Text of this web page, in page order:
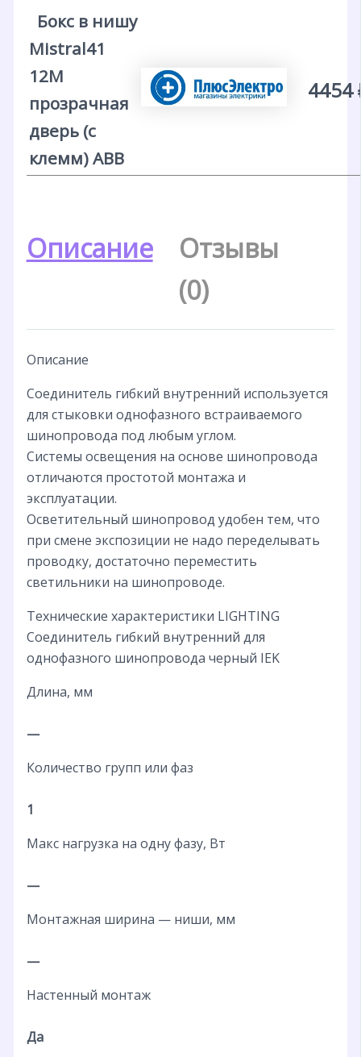
Бокс в нишу
Mistral41
12М
прозрачная
дверь (с
клемм) ABB
4454
Описание
Отзывы
(0)
Описание
Соединитель гибкий внутренний используется
для стыковки однофазного встраиваемого
шинопровода под любым углом.
Системы освещения на основе шинопровода
отличаются простотой монтажа и
эксплуатации.
Осветительный шинопровод удобен тем, что
при смене экспозиции не надо переделывать
проводку, достаточно переместить
светильники на шинопроводе.
Технические характеристики LIGHTING
Соединитель гибкий внутренний для
однофазного шинопровода черный IEK
Длина, мм
—
Количество групп или фаз
1
Макс нагрузка на одну фазу, Вт
—
Монтажная ширина — ниши, мм
—
Настенный монтаж
Да